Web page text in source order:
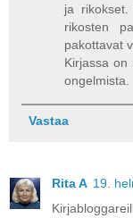
ja rikokset.
rikosten
pakottavat
Kirjassa on
ongelmista.
Vastaa
Rita A 19.